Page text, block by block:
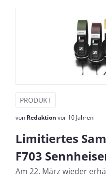
PRODUKT
von Redaktion vor 10 Jahren
Limitiertes
F703
Am 22. März wieder